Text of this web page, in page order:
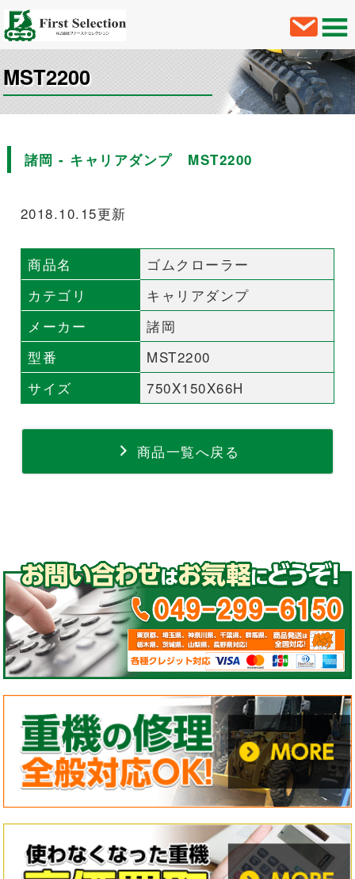
MST2200
諸岡 - キャリアダンプ MST2200
2018.10.15更新
商品名
ゴムクローラー
カテゴリ
キャリアダンプ
メーカー
諸岡
型番
MST2200
サイズ
750X150X66H
商品一覧へ戻る